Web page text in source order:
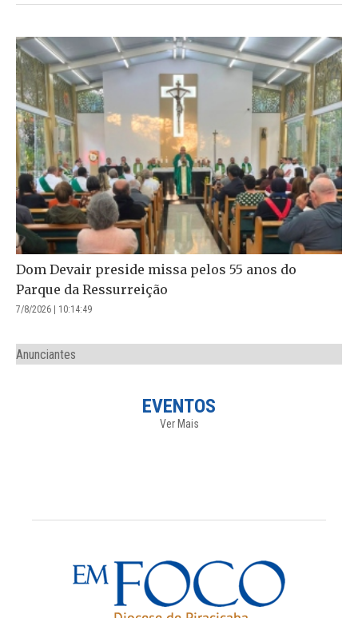
Dom Devair preside missa pelos 55 anos do
Parque da Ressurreição
7/8/2026 | 10:14:49
Anunciantes
EVENTOS
Ver Mais